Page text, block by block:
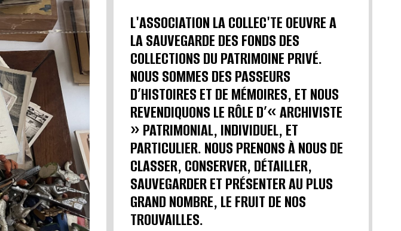
L'ASSOCIATION LA COLLEC'TE OEUVRE A
LA SAUVEGARDE DES FONDS DES
COLLECTIONS DU PATRIMOINE PRIVÉ.
NOUS SOMMES DES PASSEURS
D’HISTOIRES ET DE MÉMOIRES, ET NOUS
REVENDIQUONS LE RÔLE D’« ARCHIVISTE
» PATRIMONIAL, INDIVIDUEL, ET
PARTICULIER. NOUS PRENONS À NOUS DE
CLASSER, CONSERVER, DÉTAILLER,
SAUVEGARDER ET PRÉSENTER AU PLUS
GRAND NOMBRE, LE FRUIT DE NOS
TROUVAILLES.